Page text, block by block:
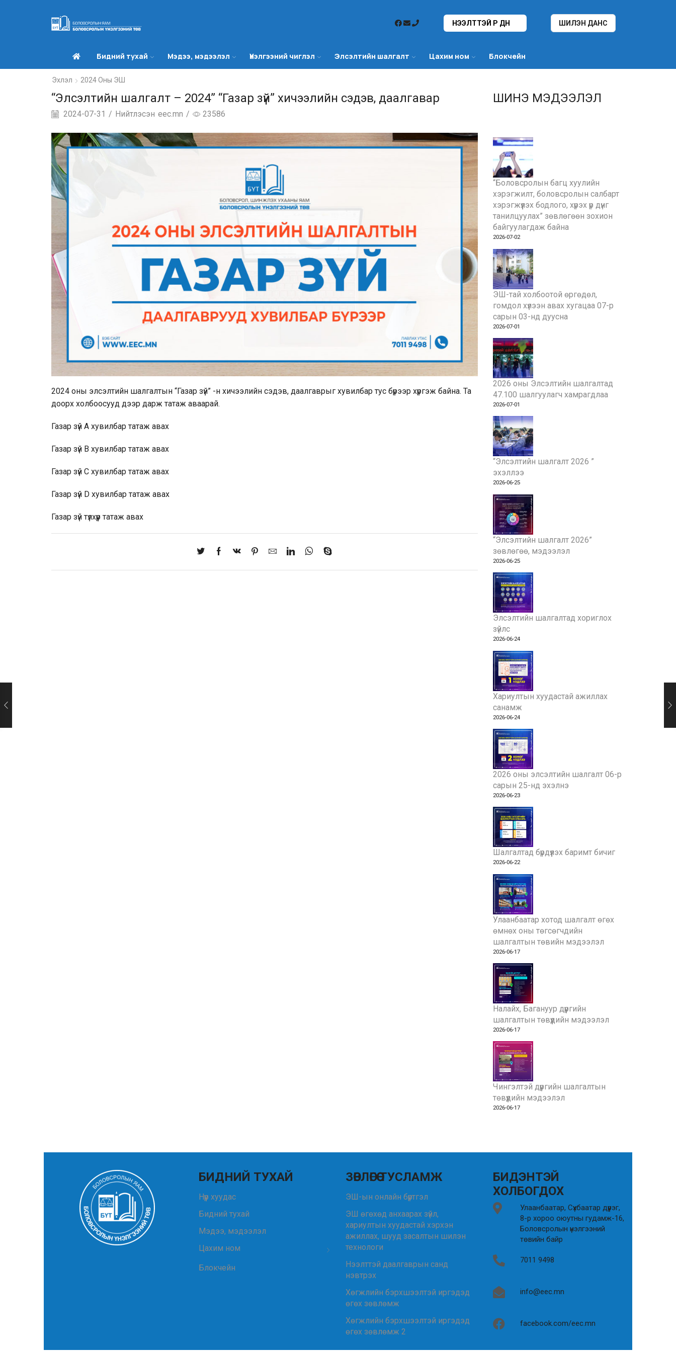
НЭЭЛТТЭЙ ҮР ДҮН ШИЛЭН ДАНС
Бидний тухай Мэдээ, мэдээлэл Үнэлгээний чиглэл Элсэлтийн шалгалт Цахим ном Блокчейн
Эхлэл 2024 Оны ЭШ
“Элсэлтийн шалгалт – 2024” “Газар зүй” хичээлийн сэдэв, даалгавар
2024-07-31 / Нийтлэсэн eec.mn / 23586
2024 оны элсэлтийн шалгалтын “Газар зүй” -н хичээлийн сэдэв, даалгаврыг хувилбар тус бүрээр хүргэж байна. Та
доорх холбоосууд дээр дарж татаж аваарай.
Газар зүй А хувилбар татаж авах
Газар зүй В хувилбар татаж авах
Газар зүй С хувилбар татаж авах
Газар зүй D хувилбар татаж авах
Газар зүй түлхүүр татаж авах
ШИНЭ МЭДЭЭЛЭЛ
“Боловсролын багц хуулийн
хэрэгжилт, боловсролын салбарт
хэрэгжүүлэх бодлого, хүрэх үр дүнг
танилцуулах” зөвлөгөөн зохион
байгуулагдаж байна
2026-07-02
ЭШ-тай холбоотой өргөдөл,
гомдол хүлээн авах хугацаа 07-р
сарын 03-нд дуусна
2026-07-01
2026 оны Элсэлтийн шалгалтад
47.100 шалгуулагч хамрагдлаа
2026-07-01
“Элсэлтийн шалгалт 2026 ”
эхэллээ
2026-06-25
“Элсэлтийн шалгалт 2026”
зөвлөгөө, мэдээлэл
2026-06-25
Элсэлтийн шалгалтад хориглох
зүйлс
2026-06-24
Хариултын хуудастай ажиллах
санамж
2026-06-24
2026 оны элсэлтийн шалгалт 06-р
сарын 25-нд эхэлнэ
2026-06-23
Шалгалтад бүрдүүлэх баримт бичиг
2026-06-22
Улаанбаатар хотод шалгалт өгөх
өмнөх оны төгсөгчдийн
шалгалтын төвийн мэдээлэл
2026-06-17
Налайх, Багануур дүүргийн
шалгалтын төвүүдийн мэдээлэл
2026-06-17
Чингэлтэй дүүргийн шалгалтын
төвүүдийн мэдээлэл
2026-06-17
БИДНИЙ ТУХАЙ
Нүүр хуудас
Бидний тухай
Мэдээ, мэдээлэл
Цахим ном
Блокчейн
ЗӨВЛӨГӨӨ ТУСЛАМЖ
ЭШ-ын онлайн бүртгэл
ЭШ өгөхөд анхаарах зүйл,
хариултын хуудастай хэрхэн
ажиллах, шууд засалтын шилэн
технологи
Нээлттэй даалгаврын санд
нэвтрэх
Хөгжлийн бэрхшээлтэй иргэдэд
өгөх зөвлөмж
Хөгжлийн бэрхшээлтэй иргэдэд
өгөх зөвлөмж 2
БИДЭНТЭЙ
ХОЛБОГДОХ
Улаанбаатар, Сүхбаатар дүүрэг,
8-р хороо оюутны гудамж-16,
Боловсролын үнэлгээний
төвийн байр
7011 9498
info@eec.mn
facebook.com/eec.mn